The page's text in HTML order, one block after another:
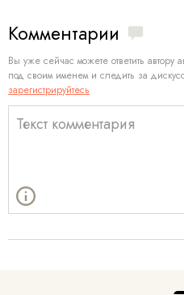
Комментарии
Вы уже сейчас можете ответить автору
под своим именем и следить за
зарегистрируйтесь